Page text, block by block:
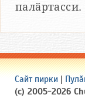
палӑртасси.
Сайт пирки |
(c) 2005-2026